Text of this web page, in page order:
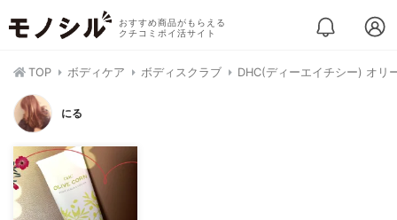
おすすめ商品がもらえる
クチコミポイ活サイト
TOP ボディケア ボディスクラブ DHC(ディーエイチシー) オリ
にる